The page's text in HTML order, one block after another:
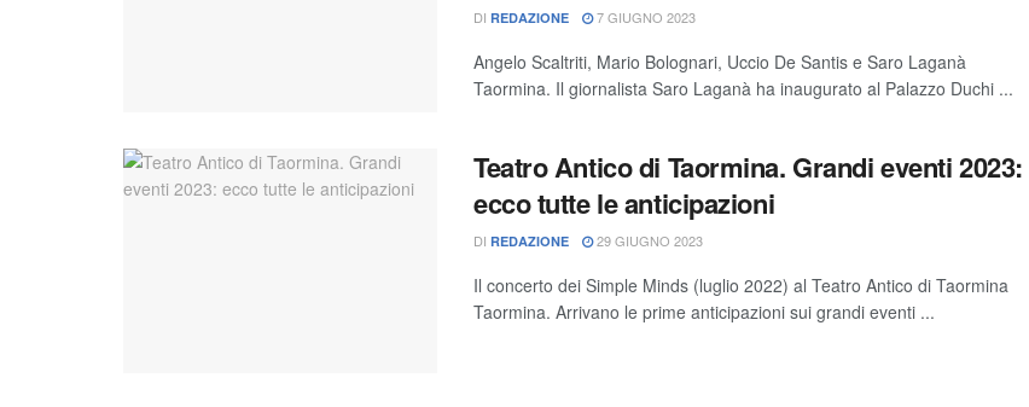
DI REDAZIONE 7 GIUGNO 2023
Angelo Scaltriti, Mario Bolognari, Uccio De Santis e Saro Laganà
Taormina. Il giornalista Saro Laganà ha inaugurato al Palazzo Duchi ...
Teatro Antico di Taormina. Grandi eventi 2023:
ecco tutte le anticipazioni
DI REDAZIONE 29 GIUGNO 2023
Il concerto dei Simple Minds (luglio 2022) al Teatro Antico di Taormina
Taormina. Arrivano le prime anticipazioni sui grandi eventi ...